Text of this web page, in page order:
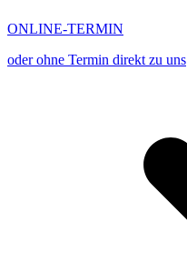
ONLINE-TERMIN
oder ohne Termin direkt zu uns